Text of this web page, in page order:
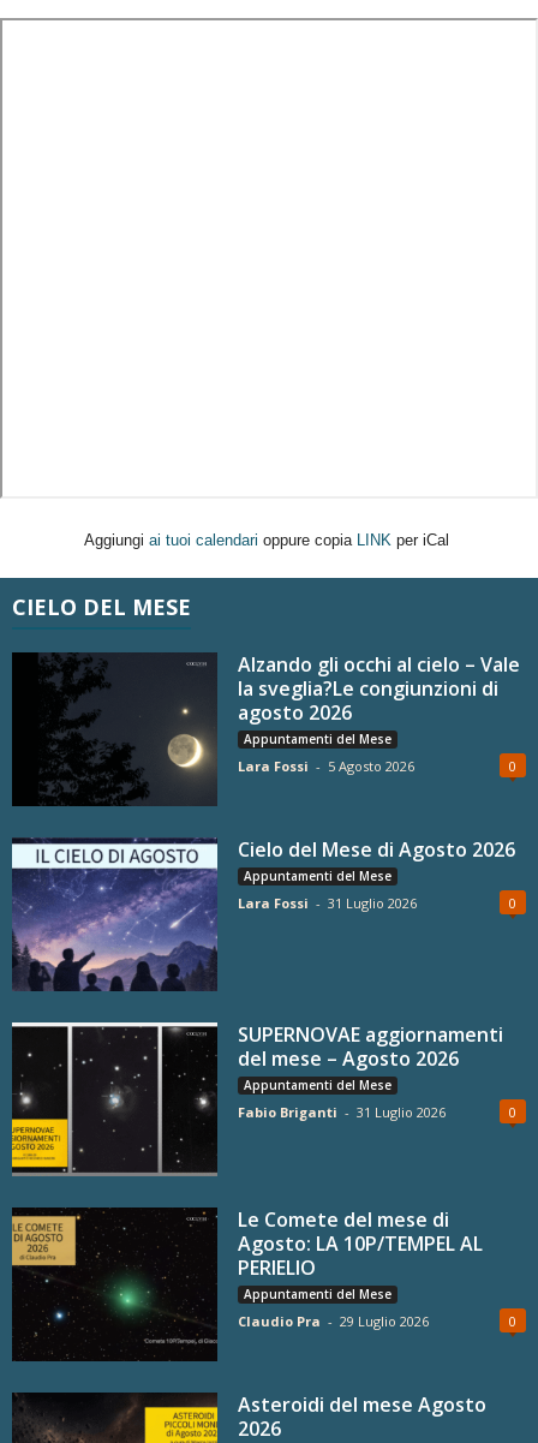
Aggiungi ai tuoi calendari oppure copia LINK per iCal
CIELO DEL MESE
Alzando gli occhi al cielo – Vale
la sveglia?Le congiunzioni di
agosto 2026
Appuntamenti del Mese
Lara Fossi - 5 Agosto 2026 0
Cielo del Mese di Agosto 2026
Appuntamenti del Mese
Lara Fossi - 31 Luglio 2026 0
SUPERNOVAE aggiornamenti
del mese – Agosto 2026
Appuntamenti del Mese
Fabio Briganti - 31 Luglio 2026 0
Le Comete del mese di
Agosto: LA 10P/TEMPEL AL
PERIELIO
Appuntamenti del Mese
Claudio Pra - 29 Luglio 2026 0
Asteroidi del mese Agosto
2026